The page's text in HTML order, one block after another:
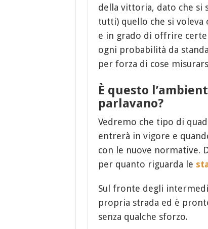
della vittoria, dato che si
tutti) quello che si
e in grado di offrire
ogni probabilità da
per forza di cose
È questo
parlavano?
Vedremo che tipo di
entrerà in vigore e
con le nuove normative.
per quanto riguarda le
Sul fronte degli
propria strada ed è
senza qualche sforzo.